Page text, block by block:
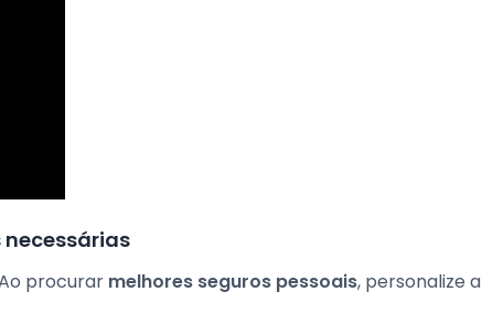
procurar melhores seguros pessoais, personalize a